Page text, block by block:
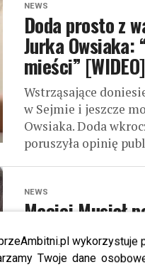
wykorzystuje
Twoje dane
NEWS
Doda prosto z
Jurka Owsiaka:
mieści” [WIDEO]
Wstrząsające
w Sejmie i jeszcze
Owsiaka. Doda
poruszyła opinię
NEWS
Maciej Musiał
Jego aukcja
czerwoności